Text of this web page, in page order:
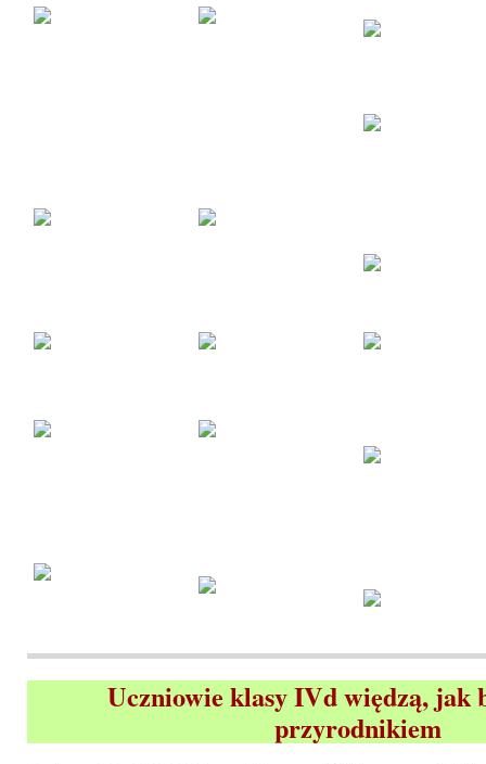
Uczniowie klasy IVd więdzą, jak
przyrodnikiem